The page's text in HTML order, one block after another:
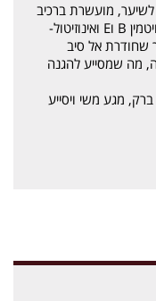
מועשרת ברכיב
מי האורז. מי האורז מכילים חומצות אמינו, ויטמין B וE ואינוזיטול-
שחודרת אל סיב
מה שמסייע להגנה
מגע משי ויסייע